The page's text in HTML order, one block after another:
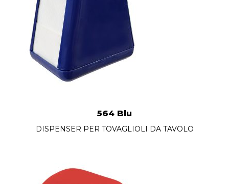
564 Blu
DISPENSER PER TOVAGLIOLI DA TAVOLO